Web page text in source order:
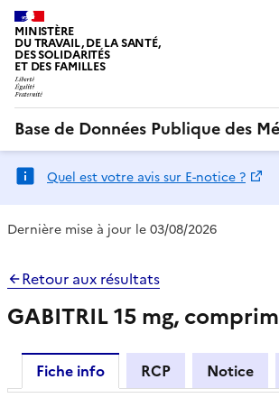
MINISTÈRE
DU TRAVAIL, DE LA SANTÉ,
DES SOLIDARITÉS
ET DES FAMILLES
Base de Données Publique des
Quel est votre avis sur E-notice ?
Dernière mise à jour le 03/08/2026
Retour aux résultats
GABITRIL 15 mg,
Fiche info RCP Notice